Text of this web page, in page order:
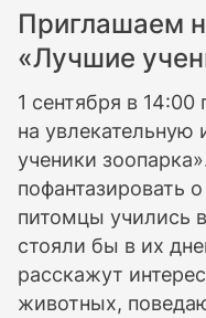
Приглашаем
«Лучшие
1 сентября в
на увлекательную
ученики
пофантазировать
питомцы учились
стояли бы в их
расскажут
животных,